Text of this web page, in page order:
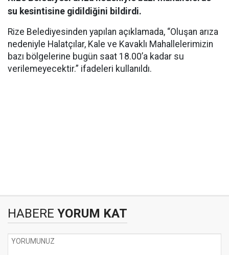
su kesintisine gidildiğini bildirdi.
Rize Belediyesinden yapılan açıklamada, “Oluşan arıza
nedeniyle Halatçılar, Kale ve Kavaklı Mahallelerimizin
bazı bölgelerine bugün saat 18.00’a kadar su
verilemeyecektir.” ifadeleri kullanıldı.
HABERE YORUM KAT